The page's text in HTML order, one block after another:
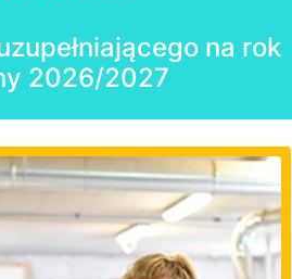
na rok
2026/2027